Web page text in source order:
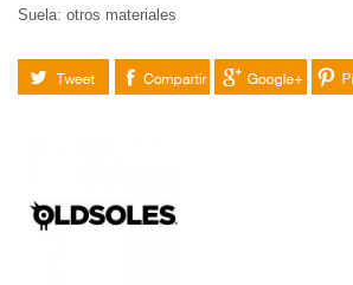
Suela: otros materiales
Tuitear Compartir Google+